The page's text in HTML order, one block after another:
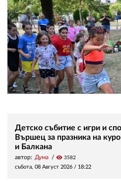
Детско събитие с игри и
Вършец за празника на
и Балкана
автор: Дума visibility 3582
събота, 08 Август 2026 / 18:22